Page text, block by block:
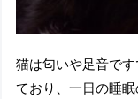
猫は匂いや足音で
ており、一日の睡